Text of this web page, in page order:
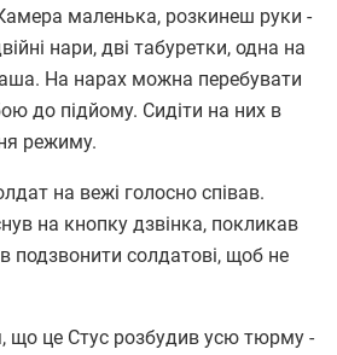
маленька, розкинеш руки -
нари, дві табуретки, одна на
На нарах можна перебувати
до підйому. Сидіти на них в
режиму.
на вежі голосно співав.
на кнопку дзвінка, покликав
подзвонити солдатові, щоб не
що це Стус розбудив усю тюрму -